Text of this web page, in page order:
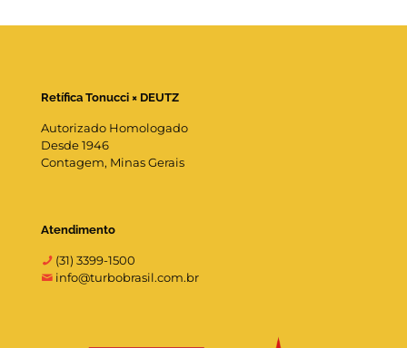
Retífica Tonucci × DEUTZ
Autorizado Homologado
Desde 1946
Contagem, Minas Gerais
Atendimento
(31) 3399-1500
info@turbobrasil.com.br